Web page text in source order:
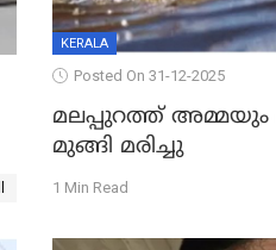
KERALA
Posted On 31-12-2025
മലപ്പുറത്ത്
മുങ്ങി മരിച്ചു
1 Min Read